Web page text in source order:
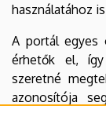
használatához
A portál egyes
érhetők el,
szeretné
azonosítója